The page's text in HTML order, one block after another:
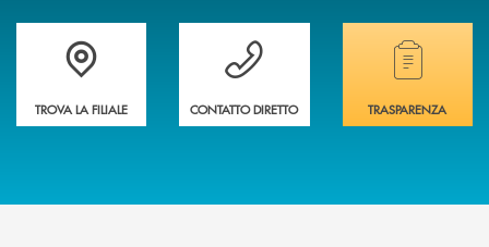
Accedi all' elenco completo delle filiali della banca.
TROVA LA FILIALE
Hai bisogno di assistenza immediata?
CONTATTO DIRETTO
Hai bisogno di
TRASPARENZA